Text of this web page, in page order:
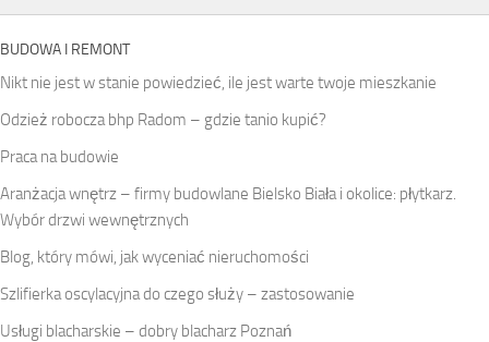
BUDOWA I REMONT
Nikt nie jest w stanie powiedzieć, ile jest warte twoje mieszkanie
Odzież robocza bhp Radom – gdzie tanio kupić?
Praca na budowie
Aranżacja wnętrz – firmy budowlane Bielsko Biała i okolice: płytkarz.
Wybór drzwi wewnętrznych
Blog, który mówi, jak wyceniać nieruchomości
Szlifierka oscylacyjna do czego służy – zastosowanie
Usługi blacharskie – dobry blacharz Poznań